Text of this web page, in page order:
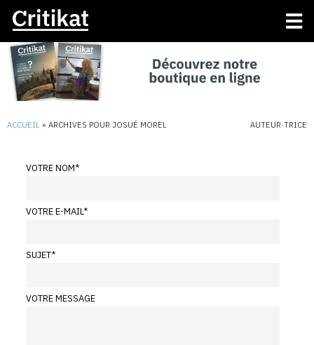
ACCUEIL » ARCHIVES POUR JOSUÉ MOREL AUTEUR·TRICE
VOTRE NOM*
VOTRE E-MAIL*
SUJET*
VOTRE MESSAGE